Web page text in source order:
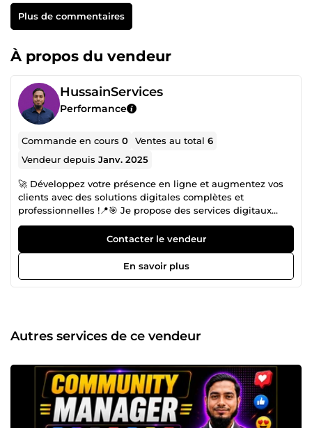
Plus de commentaires
À propos du vendeur
HussainServices
Performance
Commande en cours0 Ventes au total6
Vendeur depuisJanv. 2025
🚀 Développez votre présence en ligne et augmentez vos
clients avec des solutions digitales complètes et
professionnelles !📍🎯 Je propose des services digitaux
puissants pour aider les entreprises locales et en ligne à
améliorer leur visibilité, générer plus de trafic et
augmenter leurs ventes grâce à des stratégies modernes
et efficaces 💼📈 ✅ Mes services : 📍 SEO Local &amp;
Google Maps Top Ranking 🔐 Google Business Profile Fix
Management (Social Media Management) 📣 Facebook
&amp; Instagram Ads 🖥️ Website Design &amp;
Ranking Boost 🎯 Objectif : ✔️ Améliorer la visibilité en
ligne ✔️ Générer plus de trafic qualifié ✔️ Attirer plus de
clients et ventes ✔️ Développer une présence digitale forte
💬 Travail professionnel | Communication rapide |
Stratégies efficaces | Support fiable 📩 Contactez-moi dès
Contacter le vendeur
En savoir plus
Autres services de ce vendeur